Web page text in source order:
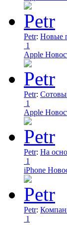
Petr: Новые
1
Apple
Petr:
1
Apple
Petr: На
1
iPhone
Petr:
1